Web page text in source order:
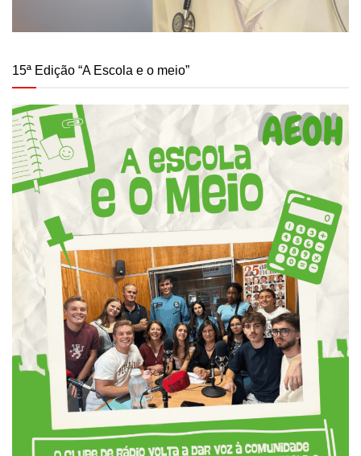
15ª Edição “A Escola e o meio”